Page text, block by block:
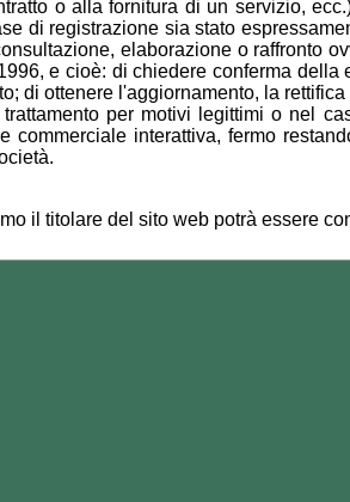
o alla fornitura di un servizio,
di registrazione sia stato
elaborazione o raffronto
e cioè: di chiedere conferma
di ottenere l'aggiornamento, la
per motivi legittimi o nel
commerciale interattiva, fermo
il titolare del sito web potrà essere